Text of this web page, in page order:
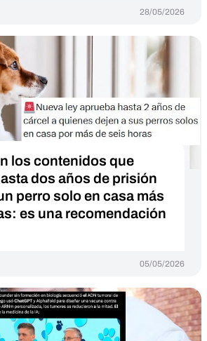
28/05/2026
los contenidos que
dos años de prisión
perro solo en casa más
es una recomendación
05/05/2026